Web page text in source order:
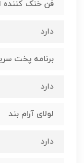
فن خنک کننده
دارد
برنامه پخت
دارد
لولای آرام بند
دارد